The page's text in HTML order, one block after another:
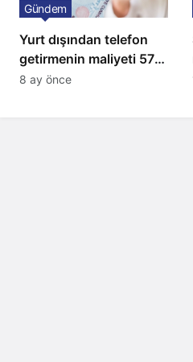
Yurt dışından telefon
getirmenin maliyeti 57
bin lira oldu
Gündem
8 ay önce